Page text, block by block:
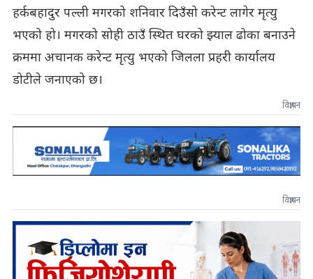
हर्कबहादुर पल्ली मगरको शनिवार दिउँसो करेन्ट लागेर मृत्यु
भएको हो। मगरको सोही ठाउँ स्थित घरको झ्याल ढोका बनाउने
क्रममा अचानक करेन्ट मृत्यु भएको जिलला प्रहरी कार्यालय
डोटीले जनाएको छ।
विज्ञापन
विज्ञापन